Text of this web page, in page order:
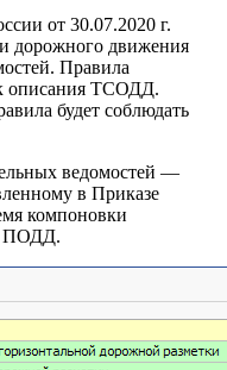
от 30.07.2020 г.
дорожного движения
Правила
описания ТСОДД.
будет соблюдать
ведомостей —
в Приказе
компоновки
ПОДД.